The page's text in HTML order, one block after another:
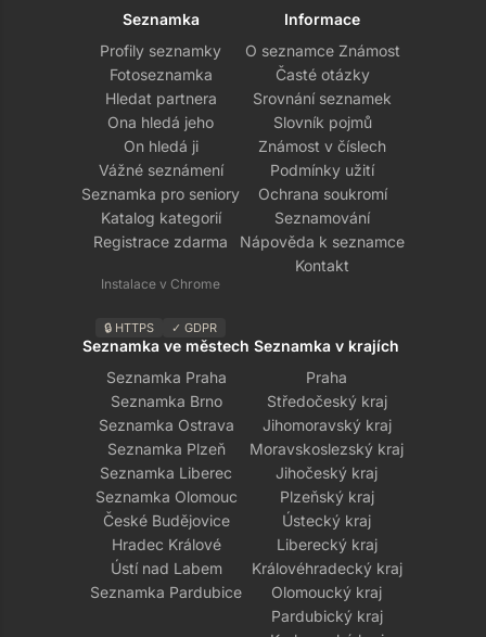
Seznamka
Profily seznamky
Fotoseznamka
Hledat partnera
Ona hledá jeho
On hledá ji
Vážné seznámení
Seznamka pro seniory
Katalog kategorií
Registrace zdarma
Instalace v Chrome
🔒 HTTPS ✓ GDPR
Informace
O seznamce Známost
Časté otázky
Srovnání seznamek
Slovník pojmů
Známost v číslech
Podmínky užití
Ochrana soukromí
Seznamování
Nápověda k seznamce
Kontakt
Seznamka ve městech
Seznamka Praha
Seznamka Brno
Seznamka Ostrava
Seznamka Plzeň
Seznamka Liberec
Seznamka Olomouc
České Budějovice
Hradec Králové
Ústí nad Labem
Seznamka Pardubice
Seznamka v krajích
Praha
Středočeský kraj
Jihomoravský kraj
Moravskoslezský kraj
Jihočeský kraj
Plzeňský kraj
Ústecký kraj
Liberecký kraj
Královéhradecký kraj
Olomoucký kraj
Pardubický kraj